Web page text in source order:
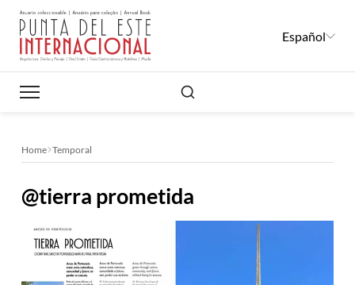
Español
Buscar
Home Temporal
@tierra prometida